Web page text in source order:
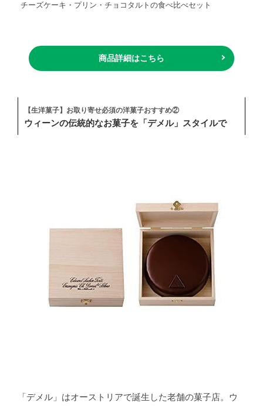
チーズケーキ・プリン・チョコタルトの食べ比べセット
商品詳細はこちら
【生洋菓子】お取り寄せ必須の洋菓子おすすめ②
ウィーンの伝統的なお菓子を「デメル」スタイルで
「デメル」はオーストリアで誕生した老舗の菓子店。ウ